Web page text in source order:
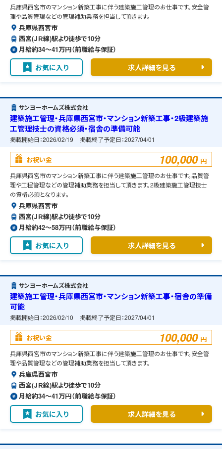
兵庫県西宮市のマンション新築工事に伴う建築施工管理のお仕事です。安全管
理や品質管理などの管理補助業務を担当して頂きます。
兵庫県西宮市
西宮(ＪＲ線)駅より徒歩で10分
月給約34〜41万円（前職給与保証）
お気に入り 求人詳細を見る
サンヨーホームズ株式会社
建築施工管理・兵庫県西宮市・マンション新築工事・2級建築施
工管理技士の資格必須・宿舎の準備可能
掲載開始日：2026/02/19 掲載終了予定日：2027/04/01
お祝い金 100,000 円
兵庫県西宮市のマンション新築工事に伴う建築施工管理のお仕事です。品質管
理や工程管理などの管理補助業務を担当して頂きます。2級建築施工管理技士
の資格必須となります。
兵庫県西宮市
西宮(ＪＲ線)駅より徒歩で10分
月給約42〜58万円（前職給与保証）
お気に入り 求人詳細を見る
サンヨーホームズ株式会社
建築施工管理・兵庫県西宮市・マンション新築工事・宿舎の準備
可能
掲載開始日：2026/02/10 掲載終了予定日：2027/04/01
お祝い金 100,000 円
兵庫県西宮市のマンション新築工事に伴う建築施工管理のお仕事です。安全管
理や品質管理などの管理補助業務を担当して頂きます。
兵庫県西宮市
西宮(ＪＲ線)駅より徒歩で10分
月給約34〜41万円（前職給与保証）
お気に入り 求人詳細を見る